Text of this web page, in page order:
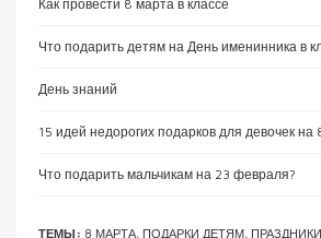
Как провести 8 марта в классе
Что подарить детям на День именинника в
День знаний
15 идей недорогих подарков для девочек на
Что подарить мальчикам на 23 февраля?
ТЕМЫ: 8 МАРТА, ПОДАРКИ ДЕТЯМ, ПРАЗДНИКИ